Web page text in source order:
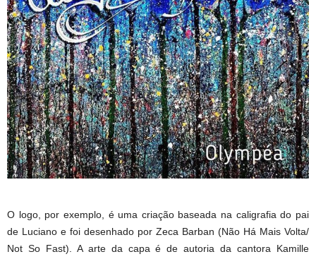
O logo, por exemplo, é uma criação baseada na caligrafia do pai
de Luciano e foi desenhado por Zeca Barban (Não Há Mais Volta/
Not So Fast). A arte da capa é de autoria da cantora Kamille